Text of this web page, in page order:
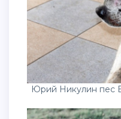
Юрий Никулин пес